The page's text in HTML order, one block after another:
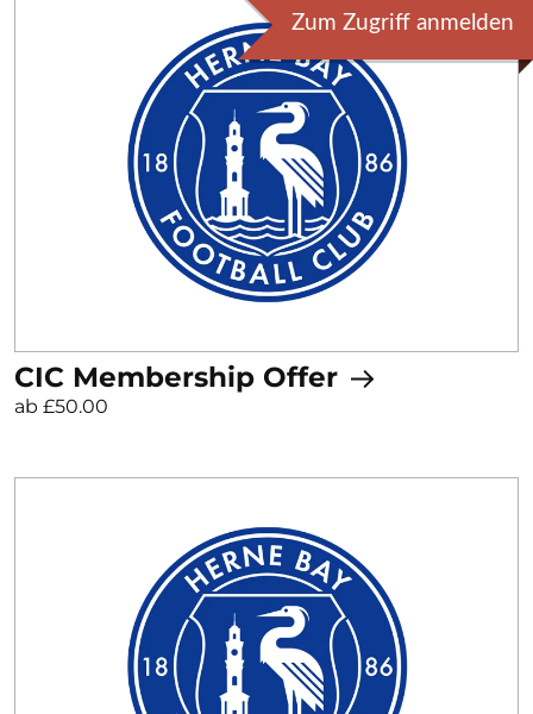
Zum Zugriff anmelden
CIC Membership Offer
ab £50.00